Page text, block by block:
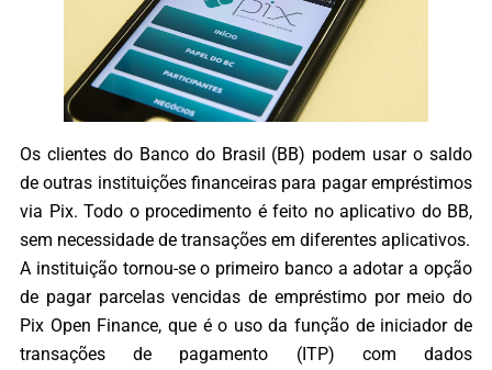
Os clientes do Banco do Brasil (BB) podem usar o saldo
de outras instituições financeiras para pagar empréstimos
via Pix. Todo o procedimento é feito no aplicativo do BB,
sem necessidade de transações em diferentes aplicativos.
A instituição tornou-se o primeiro banco a adotar a opção
de pagar parcelas vencidas de empréstimo por meio do
Pix Open Finance, que é o uso da função de iniciador de
transações de pagamento (ITP) com dados